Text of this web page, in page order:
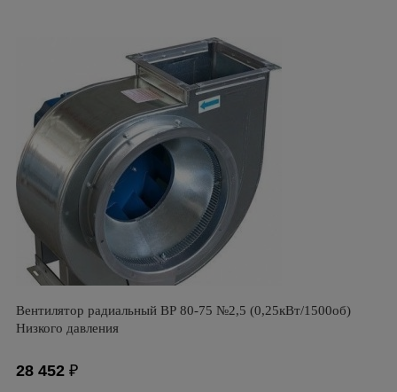
Вентилятор радиальный ВР 80-75 №2,5 (0,25кВт/1500об)
Низкого давления
28 452 ₽